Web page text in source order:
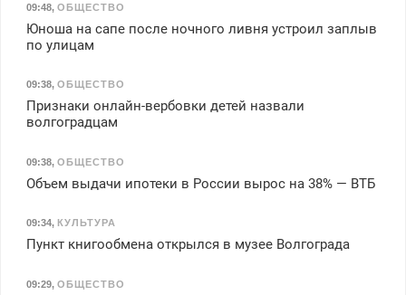
09:48, ОБЩЕСТВО
Юноша на сапе после ночного ливня устроил заплыв
по улицам
09:38, ОБЩЕСТВО
Признаки онлайн-вербовки детей назвали
волгоградцам
09:38, ОБЩЕСТВО
Объем выдачи ипотеки в России вырос на 38% — ВТБ
09:34, КУЛЬТУРА
Пункт книгообмена открылся в музее Волгограда
09:29, ОБЩЕСТВО